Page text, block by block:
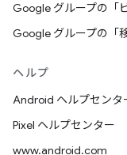
Google グループの「
Google グループの「
ヘルプ
Android ヘルプセンタ
Pixel ヘルプセンター
www.android.com